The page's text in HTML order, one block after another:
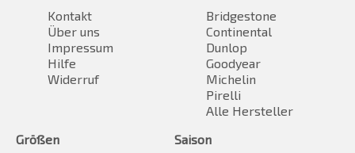
Kontakt
Über uns
Impressum
Hilfe
Widerruf
Bridgestone
Continental
Dunlop
Goodyear
Michelin
Pirelli
Alle Hersteller
Größen
Saison